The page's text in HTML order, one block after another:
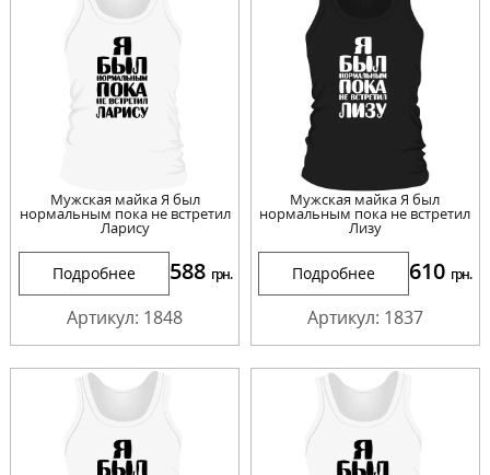
Мужская майка Я был
нормальным пока не встретил
Ларису
Подробнее 588 грн.
Артикул: 1848
Мужская майка Я был
нормальным пока не встретил
Лизу
Подробнее 610 грн.
Артикул: 1837